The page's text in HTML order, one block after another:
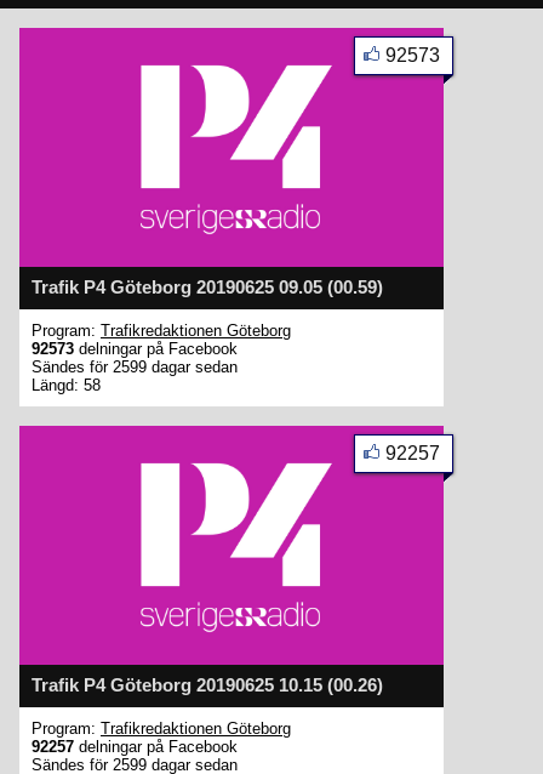
Trafik P4 Göteborg 20190625 09.05 (00.59)
92573
Program: Trafikredaktionen Göteborg
92573 delningar på Facebook
Sändes för 2599 dagar sedan
Längd: 58
Trafik P4 Göteborg 20190625 10.15 (00.26)
92257
Program: Trafikredaktionen Göteborg
92257 delningar på Facebook
Sändes för 2599 dagar sedan